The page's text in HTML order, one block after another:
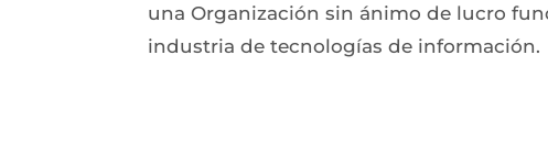
una Organización sin ánimo de lucro
industria de tecnologías de información.